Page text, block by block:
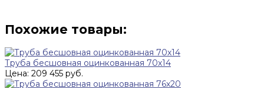
Похожие товары:
Труба бесшовная оцинкованная 70х14
Цена: 209 455 руб.